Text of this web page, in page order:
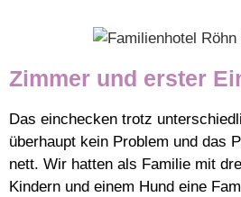
Zimmer und erster
Das einchecken trotz
überhaupt kein Problem und das
nett. Wir hatten als Familie mit
Kindern und einem Hund eine